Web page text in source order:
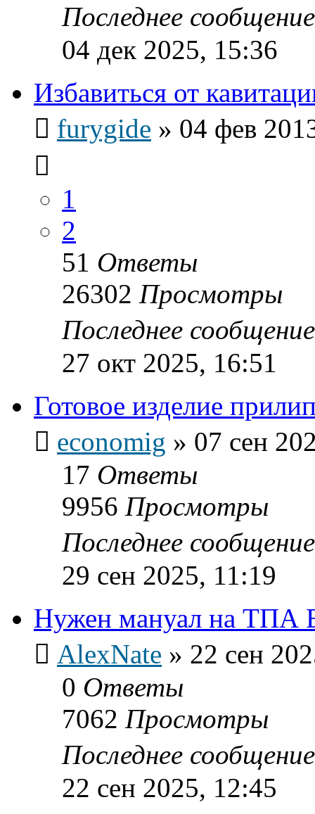
Последнее
04 дек 2025, 15:36
Избавиться от
furygide » 04 фев
1
2
51 Ответы
26302 Просмотры
Последнее
27 окт 2025, 16:51
Готовое изделие
economig » 07 сен
17 Ответы
9956 Просмотры
Последнее
29 сен 2025, 11:19
Нужен мануал на ТПА
AlexNate » 22 сен
0 Ответы
7062 Просмотры
Последнее
22 сен 2025, 12:45